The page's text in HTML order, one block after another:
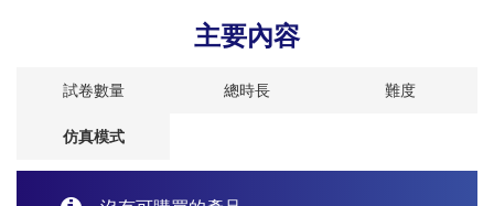
主要內容
試卷數量 總時長 難度
仿真模式